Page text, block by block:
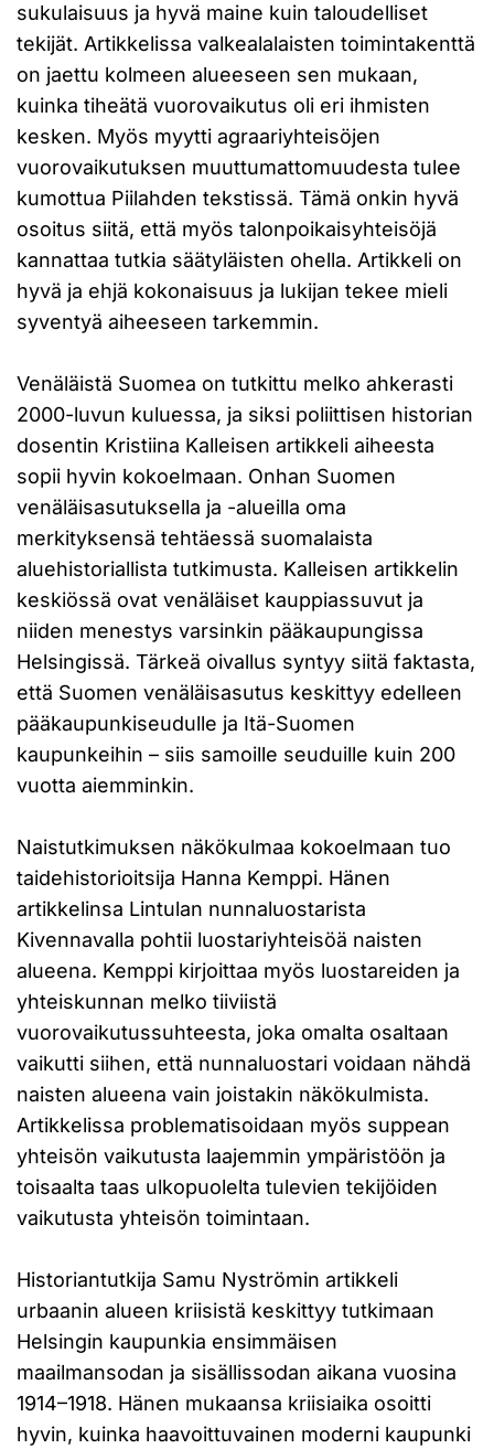
sukulaisuus ja hyvä maine kuin taloudelliset
tekijät. Artikkelissa valkealalaisten toimintakenttä
on jaettu kolmeen alueeseen sen mukaan,
kuinka tiheätä vuorovaikutus oli eri ihmisten
kesken. Myös myytti agraariyhteisöjen
vuorovaikutuksen muuttumattomuudesta tulee
kumottua Piilahden tekstissä. Tämä onkin hyvä
osoitus siitä, että myös talonpoikaisyhteisöjä
kannattaa tutkia säätyläisten ohella. Artikkeli on
hyvä ja ehjä kokonaisuus ja lukijan tekee mieli
syventyä aiheeseen tarkemmin.
Venäläistä Suomea on tutkittu melko ahkerasti
2000-luvun kuluessa, ja siksi poliittisen historian
dosentin Kristiina Kalleisen artikkeli aiheesta
sopii hyvin kokoelmaan. Onhan Suomen
venäläisasutuksella ja -alueilla oma
merkityksensä tehtäessä suomalaista
aluehistoriallista tutkimusta. Kalleisen artikkelin
keskiössä ovat venäläiset kauppiassuvut ja
niiden menestys varsinkin pääkaupungissa
Helsingissä. Tärkeä oivallus syntyy siitä faktasta,
että Suomen venäläisasutus keskittyy edelleen
pääkaupunkiseudulle ja Itä-Suomen
kaupunkeihin – siis samoille seuduille kuin 200
vuotta aiemminkin.
Naistutkimuksen näkökulmaa kokoelmaan tuo
taidehistorioitsija Hanna Kemppi. Hänen
artikkelinsa Lintulan nunnaluostarista
Kivennavalla pohtii luostariyhteisöä naisten
alueena. Kemppi kirjoittaa myös luostareiden ja
yhteiskunnan melko tiiviistä
vuorovaikutussuhteesta, joka omalta osaltaan
vaikutti siihen, että nunnaluostari voidaan nähdä
naisten alueena vain joistakin näkökulmista.
Artikkelissa problematisoidaan myös suppean
yhteisön vaikutusta laajemmin ympäristöön ja
toisaalta taas ulkopuolelta tulevien tekijöiden
vaikutusta yhteisön toimintaan.
Historiantutkija Samu Nyströmin artikkeli
urbaanin alueen kriisistä keskittyy tutkimaan
Helsingin kaupunkia ensimmäisen
maailmansodan ja sisällissodan aikana vuosina
1914–1918. Hänen mukaansa kriisiaika osoitti
hyvin, kuinka haavoittuvainen moderni kaupunki